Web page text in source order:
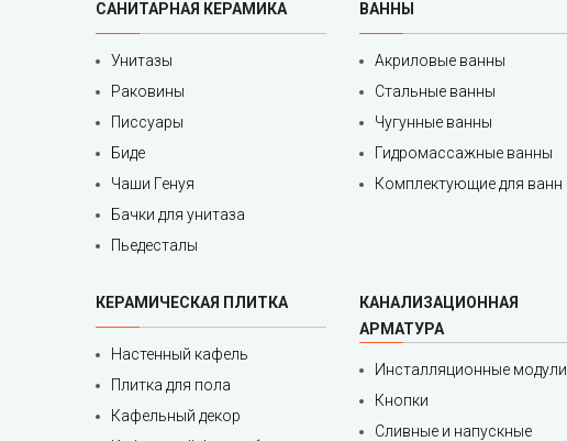
САНИТАРНАЯ КЕРАМИКА
Унитазы
Раковины
Писсуары
Биде
Чаши Генуя
Бачки для унитаза
Пьедесталы
ВАННЫ
Акриловые ванны
Стальные ванны
Чугунные ванны
Гидромассажные ванны
Комплектующие для ванн
КЕРАМИЧЕСКАЯ ПЛИТКА
Настенный кафель
Плитка для пола
Кафельный декор
КАНАЛИЗАЦИОННАЯ
АРМАТУРА
Инсталляционные модули
Кнопки
Сливные и напускные